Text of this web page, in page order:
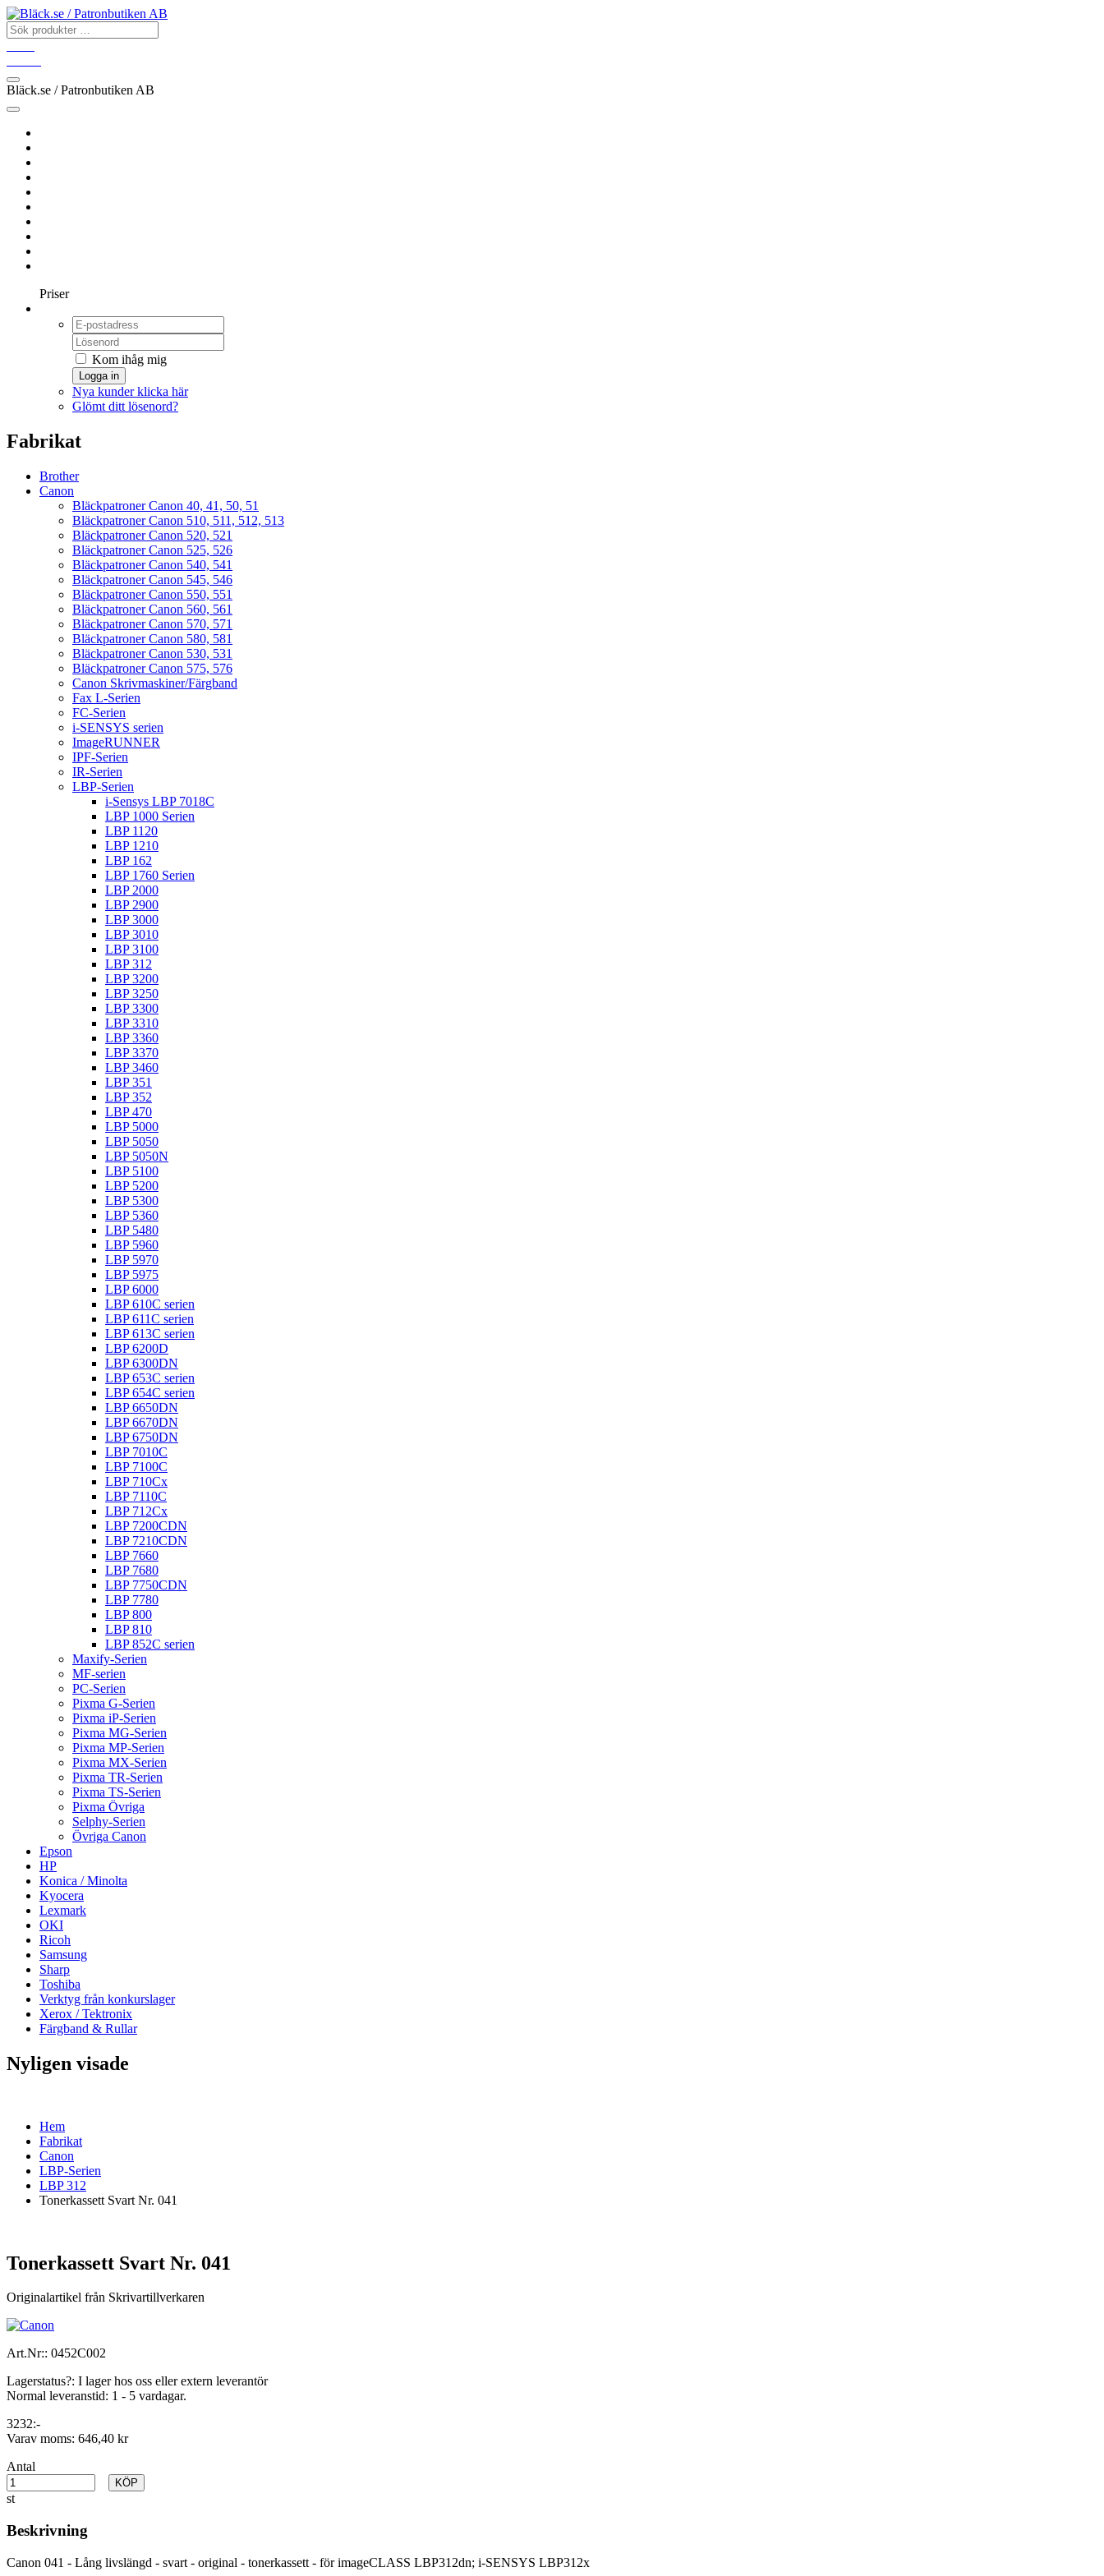
Bläck.se / Patronbutiken AB
Priser
Kom ihåg mig
Logga in
Nya kunder klicka här
Glömt ditt lösenord?
Fabrikat
Brother
Canon
Bläckpatroner Canon 40, 41, 50, 51
Bläckpatroner Canon 510, 511, 512, 513
Bläckpatroner Canon 520, 521
Bläckpatroner Canon 525, 526
Bläckpatroner Canon 540, 541
Bläckpatroner Canon 545, 546
Bläckpatroner Canon 550, 551
Bläckpatroner Canon 560, 561
Bläckpatroner Canon 570, 571
Bläckpatroner Canon 580, 581
Bläckpatroner Canon 530, 531
Bläckpatroner Canon 575, 576
Canon Skrivmaskiner/Färgband
Fax L-Serien
FC-Serien
i-SENSYS serien
ImageRUNNER
IPF-Serien
IR-Serien
LBP-Serien
i-Sensys LBP 7018C
LBP 1000 Serien
LBP 1120
LBP 1210
LBP 162
LBP 1760 Serien
LBP 2000
LBP 2900
LBP 3000
LBP 3010
LBP 3100
LBP 312
LBP 3200
LBP 3250
LBP 3300
LBP 3310
LBP 3360
LBP 3370
LBP 3460
LBP 351
LBP 352
LBP 470
LBP 5000
LBP 5050
LBP 5050N
LBP 5100
LBP 5200
LBP 5300
LBP 5360
LBP 5480
LBP 5960
LBP 5970
LBP 5975
LBP 6000
LBP 610C serien
LBP 611C serien
LBP 613C serien
LBP 6200D
LBP 6300DN
LBP 653C serien
LBP 654C serien
LBP 6650DN
LBP 6670DN
LBP 6750DN
LBP 7010C
LBP 7100C
LBP 710Cx
LBP 7110C
LBP 712Cx
LBP 7200CDN
LBP 7210CDN
LBP 7660
LBP 7680
LBP 7750CDN
LBP 7780
LBP 800
LBP 810
LBP 852C serien
Maxify-Serien
MF-serien
PC-Serien
Pixma G-Serien
Pixma iP-Serien
Pixma MG-Serien
Pixma MP-Serien
Pixma MX-Serien
Pixma TR-Serien
Pixma TS-Serien
Pixma Övriga
Selphy-Serien
Övriga Canon
Epson
HP
Konica / Minolta
Kyocera
Lexmark
OKI
Ricoh
Samsung
Sharp
Toshiba
Verktyg från konkurslager
Xerox / Tektronix
Färgband & Rullar
Nyligen visade
Hem
Fabrikat
Canon
LBP-Serien
LBP 312
Tonerkassett Svart Nr. 041
Tonerkassett Svart Nr. 041
Originalartikel från Skrivartillverkaren
Art.Nr:: 0452C002
Lagerstatus?: I lager hos oss eller extern leverantör
Normal leveranstid: 1 - 5 vardagar.
3232:-
Varav moms: 646,40 kr
Antal
st
KÖP
Beskrivning
Canon 041 - Lång livslängd - svart - original - tonerkassett - för imageCLASS LBP312dn; i-SENSYS LBP312x